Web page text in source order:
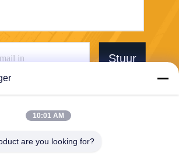
Stuur
10:01 AM
are you looking for?